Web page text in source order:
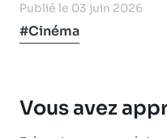
Publié le 03 juin 2026
#Cinéma
Vous avez